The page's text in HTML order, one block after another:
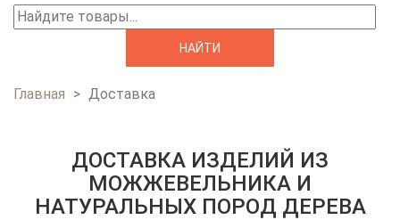
Найти
Главная > Доставка
ДОСТАВКА ИЗДЕЛИЙ ИЗ
МОЖЖЕВЕЛЬНИКА И
НАТУРАЛЬНЫХ ПОРОД ДЕРЕВА